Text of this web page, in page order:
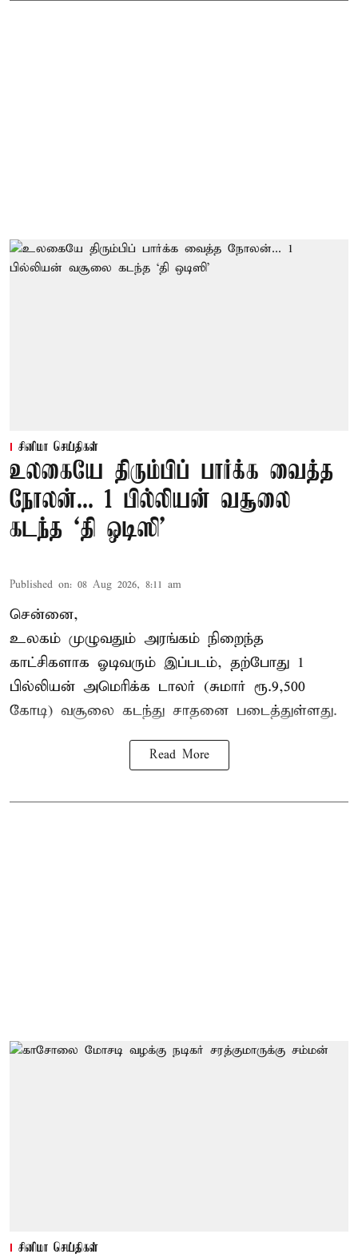
சினிமா செய்திகள்
உலகையே திரும்பிப் பார்க்க வைத்த
நோலன்... 1 பில்லியன் வசூலை
கடந்த ‘தி ஒடிஸி’
Published on: 08 Aug 2026, 8:11 am
சென்னை,
உலகம் முழுவதும் அரங்கம் நிறைந்த
காட்சிகளாக ஓடிவரும் இப்படம், தற்போது 1
பில்லியன் அமெரிக்க டாலர் (சுமார் ரூ.9,500
கோடி) வசூலை கடந்து சாதனை படைத்துள்ளது.
Read More
சினிமா செய்திகள்